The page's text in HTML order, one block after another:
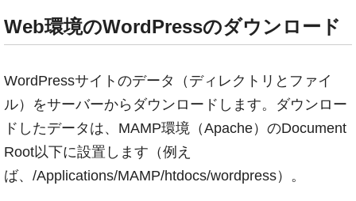
Web環境のWordPressのダウンロード
WordPressサイトのデータ（ディレクトリとファイ
ル）をサーバーからダウンロードします。ダウンロー
ドしたデータは、MAMP環境（Apache）のDocument
Root以下に設置します（例え
ば、/Applications/MAMP/htdocs/wordpress）。